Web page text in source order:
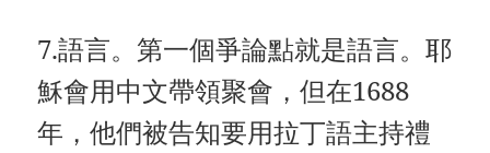
7.語言。第一個爭論點就是語言。耶
穌會用中文帶領聚會，但在1688
年，他們被告知要用拉丁語主持禮